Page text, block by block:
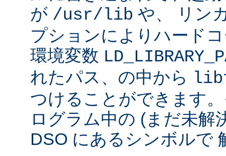
が /usr/lib や、 リン
プションによりハード
環境変数
れたパス、の中から
つけることができます
ログラム中の (まだ未解
DSO にあるシンボルで